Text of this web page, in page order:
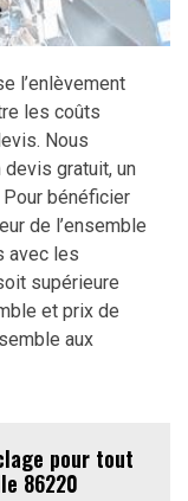
l’enlèvement
les coûts
Nous
gratuit, un
bénéficier
de l’ensemble
avec les
supérieure
et prix de
aux
pour tout
86220